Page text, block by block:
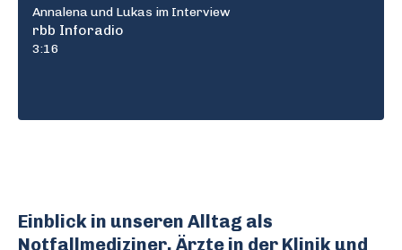
Annalena und Lukas im Interview
rbb Inforadio
3:16
Einblick in unseren Alltag als
Notfallmediziner, Ärzte in der Klinik und